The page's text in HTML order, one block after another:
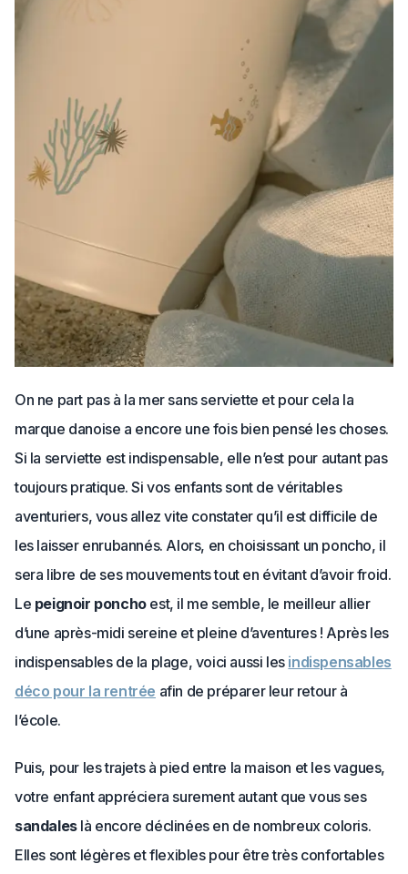
On ne part pas à la mer sans serviette et pour cela la
marque danoise a encore une fois bien pensé les choses.
Si la serviette est indispensable, elle n’est pour autant pas
toujours pratique. Si vos enfants sont de véritables
aventuriers, vous allez vite constater qu’il est difficile de
les laisser enrubannés. Alors, en choisissant un poncho, il
sera libre de ses mouvements tout en évitant d’avoir froid.
Le peignoir ponchoest, il me semble, le meilleur allier
d’une après-midi sereine et pleine d’aventures ! Après les
indispensables de la plage, voici aussi les indispensables
déco pour la rentrée afin de préparer leur retour à
l’école.
Puis, pour les trajets à pied entre la maison et les vagues,
votre enfant appréciera surement autant que vous ses
sandaleslà encore déclinées en de nombreux coloris.
Elles sont légères et flexibles pour être très confortables